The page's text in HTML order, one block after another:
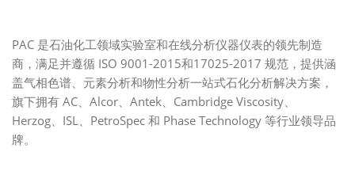
PAC 是石油化工领域实验室和在线分析仪器仪表的领先制造
商，满足并遵循 ISO 9001-2015和17025-2017 规范，提供涵
盖气相色谱、元素分析和物性分析一站式石化分析解决方案，
旗下拥有 AC、Alcor、Antek、Cambridge Viscosity、
Herzog、ISL、PetroSpec 和 Phase Technology 等行业领导品
牌。